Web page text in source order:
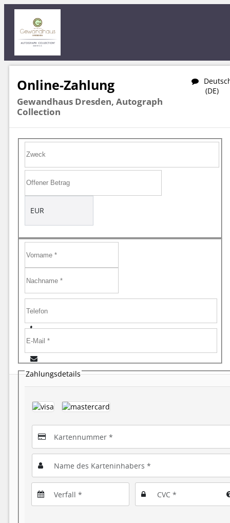
Online-Zahlung
Gewandhaus Dresden, Autograph
Collection
(DE)
EUR
Zahlungsdetails